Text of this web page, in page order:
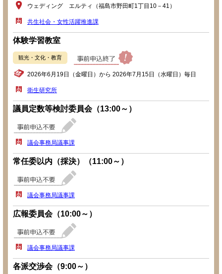
ウェディング エルティ（福島市野田町1丁目10－41）
共生社会・女性活躍推進課
体験学習教室
観光・文化・教育
2026年6月19日（金曜日）から 2026年7月15日（水曜日）毎日
衛生研究所
議員定数等検討委員会（13:00～）
議会事務局議事課
常任委以内（採決）（11:00～）
議会事務局議事課
広報委員会（10:00～）
議会事務局議事課
各派交渉会（9:00～）